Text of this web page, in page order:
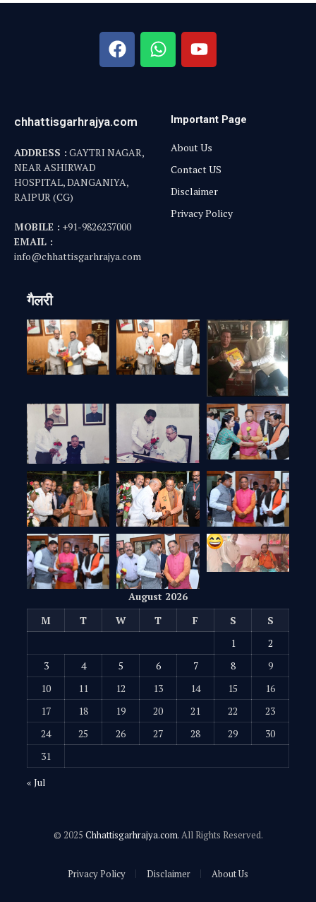
chhattisgarhrajya.com
ADDRESS : GAYTRI NAGAR,
NEAR ASHIRWAD
HOSPITAL, DANGANIYA,
RAIPUR (CG)
MOBILE : +91-9826237000
EMAIL :
info@chhattisgarhrajya.com
Important Page
About Us
Contact US
Disclaimer
Privacy Policy
गैलरी
August 2026
M
T W T F S
S
1
2
3
4 5 6 7 8
9
10
11 12 13 14 15
16
17
18 19 20 21 22
23
24
25 26 27 28 29
30
31
« Jul
© 2025 Chhattisgarhrajya.com. All Rights Reserved.
Privacy Policy Disclaimer About Us